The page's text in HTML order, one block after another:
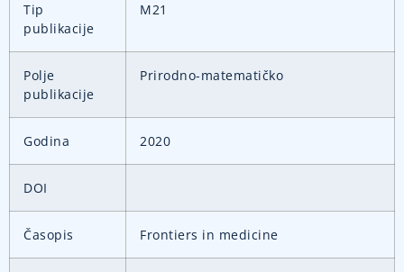
Tip
publikacije
M21
Polje
publikacije
Prirodno-matematičko
Godina 2020
DOI
Časopis Frontiers in medicine